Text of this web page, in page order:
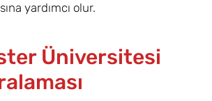
8,10
8
yardımcı olur.
Üniversitesi